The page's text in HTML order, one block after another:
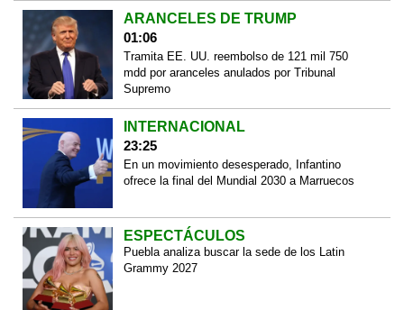
ARANCELES DE TRUMP
01:06
Tramita EE. UU. reembolso de 121 mil 750
mdd por aranceles anulados por Tribunal
Supremo
INTERNACIONAL
23:25
En un movimiento desesperado, Infantino
ofrece la final del Mundial 2030 a Marruecos
ESPECTÁCULOS
Puebla analiza buscar la sede de los Latin
Grammy 2027